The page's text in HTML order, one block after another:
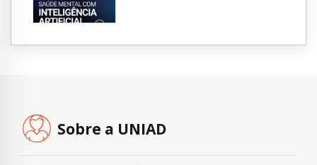
Sobre a UNIAD